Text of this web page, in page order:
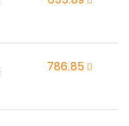
786,85